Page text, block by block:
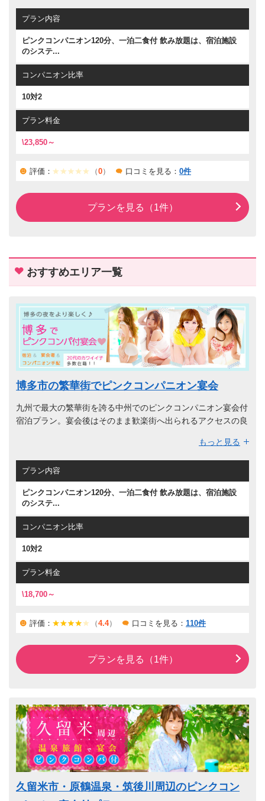
ンクコンパニオンと楽しく宴会できる宿泊プランが登場。博多
まで約30分とアクセスも良く、太宰府天満宮にも車で約30分
プラン内容
ピンクコンパニオン120分、一泊二食付 飲み放題は、宿泊施設
のシステ...
コンパニオン比率
10対2
プラン料金
\23,850～
評価： （0） 口コミを見る： 0件
プランを見る（1件）
おすすめエリア一覧
博多市の繁華街でピンクコンパニオン宴会
九州で最大の繁華街を誇る中州でのピンクコンパニオン宴会付
宿泊プラン。宴会後はそのまま歓楽街へ出られるアクセスの良
暮れと共に仕事や出張帰りのビジネスマンや観光客でごった返
す。ちょうちんのライトが光る屋台がズラッと建ち並び、博多
ならではの光景が眼にできる。そんな中州の個室宴会場で、ス
宿泊先も、中州からのアクセスがいい宿泊施設になるので、安
も、もちろん20代の女の子が中心に揃っており、質重視のお客
様にオススメです。ぜひ旅の夜は博多でお過ごし下さいませ。
もっと見る
プラン内容
ピンクコンパニオン120分、一泊二食付 飲み放題は、宿泊施設
のシステ...
コンパニオン比率
10対2
プラン料金
\18,700～
評価： （4.4） 口コミを見る： 110件
プランを見る（1件）
久留米市・原鶴温泉・筑後川周辺のピンクコン